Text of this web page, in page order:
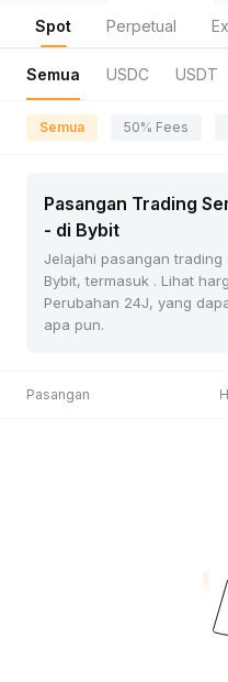
Spot Perpetual
Semua USDC USDT
Semua 50% Fees
Pasangan Trading
- di Bybit
Jelajahi pasangan trading
Bybit, termasuk . Lihat
Perubahan 24J, yang
apa pun.
Pasangan